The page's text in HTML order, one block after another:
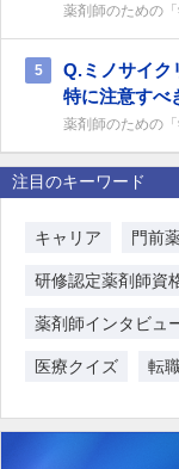
薬剤師のための「
5
Q.ミノサイク
特に注意すべ
薬剤師のための「
注目のキーワード
キャリア 門前
研修認定薬剤師資
薬剤師インタビュ
医療クイズ 転